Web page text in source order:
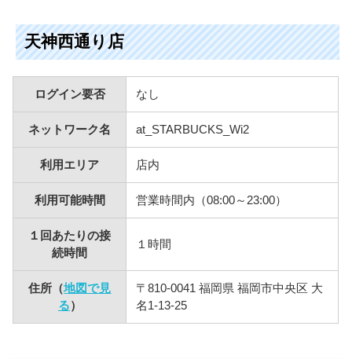
天神西通り店
ログイン要否 なし
ネットワーク名 at_STARBUCKS_Wi2
利用エリア 店内
利用可能時間 営業時間内（08:00～23:00）
１回あたりの接
続時間
１時間
住所（地図で見
る）
〒810-0041 福岡県 福岡市中央区 大
名1-13-25